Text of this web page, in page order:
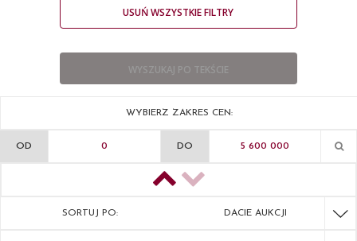
USUŃ WSZYSTKIE FILTRY
WYBIERZ ZAKRES CEN:
OD DO
SORTUJ PO: DACIE AUKCJI